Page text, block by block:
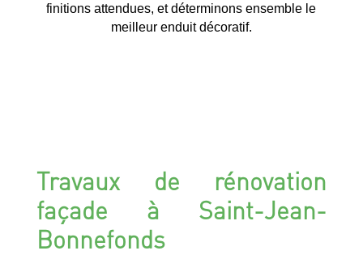
finitions attendues, et déterminons ensemble le
meilleur enduit décoratif.
Travaux de rénovation
façade à Saint-Jean-
Bonnefonds